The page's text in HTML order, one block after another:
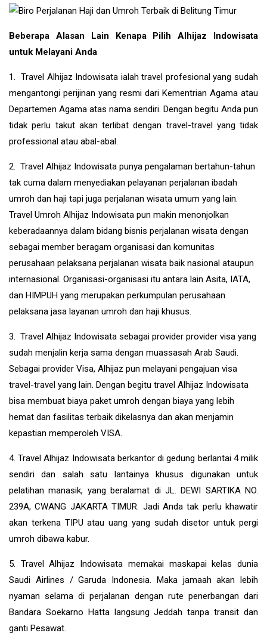
Beberapa Alasan Lain Kenapa Pilih Alhijaz Indowisata
untuk Melayani Anda
1. Travel Alhijaz Indowisata ialah travel profesional yang sudah
mengantongi perijinan yang resmi dari Kementrian Agama atau
Departemen Agama atas nama sendiri. Dengan begitu Anda pun
tidak perlu takut akan terlibat dengan travel-travel yang tidak
professional atau abal-abal.
2. Travel Alhijaz Indowisata punya pengalaman bertahun-tahun
tak cuma dalam menyediakan pelayanan perjalanan ibadah
umroh dan haji tapi juga perjalanan wisata umum yang lain.
Travel Umroh Alhijaz Indowisata pun makin menonjolkan
keberadaannya dalam bidang bisnis perjalanan wisata dengan
sebagai member beragam organisasi dan komunitas
perusahaan pelaksana perjalanan wisata baik nasional ataupun
internasional. Organisasi-organisasi itu antara lain Asita, IATA,
dan HIMPUH yang merupakan perkumpulan perusahaan
pelaksana jasa layanan umroh dan haji khusus.
3. Travel Alhijaz Indowisata sebagai provider provider visa yang
sudah menjalin kerja sama dengan muassasah Arab Saudi.
Sebagai provider Visa, Alhijaz pun melayani pengajuan visa
travel-travel yang lain. Dengan begitu travel Alhijaz Indowisata
bisa membuat biaya paket umroh dengan biaya yang lebih
hemat dan fasilitas terbaik dikelasnya dan akan menjamin
kepastian memperoleh VISA.
4. Travel Alhijaz Indowisata berkantor di gedung berlantai 4 milik
sendiri dan salah satu lantainya khusus digunakan untuk
pelatihan manasik, yang beralamat di JL. DEWI SARTIKA NO.
239A, CWANG JAKARTA TIMUR. Jadi Anda tak perlu khawatir
akan terkena TIPU atau uang yang sudah disetor untuk pergi
umroh dibawa kabur.
5. Travel Alhijaz Indowisata memakai maskapai kelas dunia
Saudi Airlines / Garuda Indonesia. Maka jamaah akan lebih
nyaman selama di perjalanan dengan rute penerbangan dari
Bandara Soekarno Hatta langsung Jeddah tanpa transit dan
ganti Pesawat.